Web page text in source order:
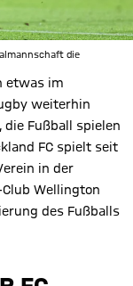
die
etwas im
weiterhin
Fußball spielen
FC spielt seit
in der
Wellington
des Fußballs